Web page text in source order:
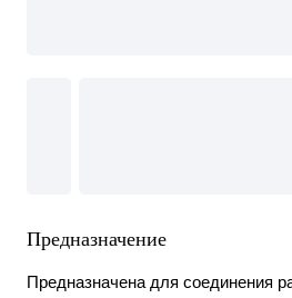
Предназначение
Предназначена для соединения